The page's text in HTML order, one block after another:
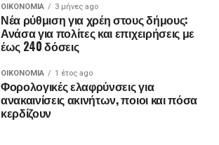
ΟΙΚΟΝΟΜΊΑ 3 μήνες ago
Νέα ρύθμιση για χρέη στους δήμους:
Ανάσα για πολίτες και επιχειρήσεις με
έως 240 δόσεις
ΟΙΚΟΝΟΜΊΑ 1 έτος ago
Φορολογικές ελαφρύνσεις για
ανακαινίσεις ακινήτων, ποιοι και πόσα
κερδίζουν